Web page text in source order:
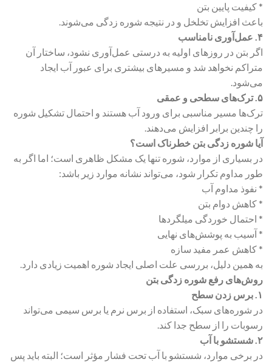
* کیفیت پایین بتن
باعث افزایش تخلخل و در نتیجه شوره زدگی می‌شوند.
۴. عمل‌آوری نامناسب
اگر بتن در روزهای اولیه به درستی عمل‌آوری نشود، ساختار آن
متراکم نخواهد شد و مسیرهای بیشتری برای عبور آب ایجاد
می‌شود.
۵. ترک‌های سطحی و عمقی
ترک‌ها مسیر مناسبی برای ورود آب هستند و احتمال تشکیل شوره
را چندین برابر افزایش می‌دهند.
آیا شوره زدگی بتن خطرناک است؟
در بسیاری از موارد، شوره تنها یک مشکل ظاهری است؛ اما اگر به
طور مداوم تکرار شود، می‌تواند نشانه موارد زیر باشد:
* نفوذ مداوم آب
* کاهش دوام بتن
* احتمال خوردگی میلگردها
* آسیب به پوشش‌های نهایی
* کاهش عمر مفید سازه
به همین دلیل، بررسی علت اصلی ایجاد شوره اهمیت زیادی دارد.
روش‌های رفع شوره زدگی بتن
۱. برس زدن سطح
در شوره‌های سبک، استفاده از برس نرم یا برس سیمی می‌تواند
رسوبات را از سطح جدا کند.
۲. شستشو با آب
در برخی موارد، شستشو با آب تحت فشار مؤثر است؛ البته باید پس